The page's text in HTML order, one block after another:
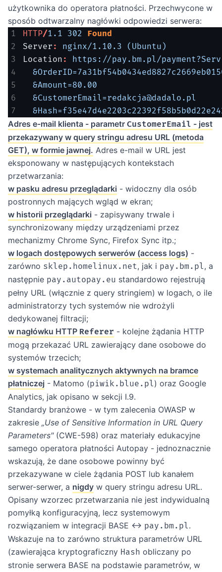
użytkownika do operatora płatności. Przechwycone w
sposób odtwarzalny nagłówki odpowiedzi serwera:
HTTP/1.1 302
Found
Server :
nginx/1.10.3 (Ubuntu)
Location :
https://pay.bm.pl/
&Amount=80.00
&CustomerEmail=redakcja@dadalo.pl
Adres e-mail klienta - parametr CustomerEmail - jest
przekazywany w query stringu adresu URL (metoda
GET), w formie jawnej. Adres e-mail w URL jest
eksponowany w następujących kontekstach
przetwarzania:
w pasku adresu przeglądarki - widoczny dla osób
postronnych mających wgląd w ekran;
w historii przeglądarki - zapisywany trwale i
synchronizowany między urządzeniami przez
mechanizmy Chrome Sync, Firefox Sync itp.;
w logach dostępowych serwerów (access logs) -
zarówno sklep.homelinux.net, jak i pay.bm.pl, a
następnie pay.autopay.eu standardowo rejestrują
pełny URL (włącznie z query stringiem) w logach, o ile
administratorzy tych systemów nie wdrożyli
dedykowanej filtracji;
w nagłówku HTTP Referer - kolejne żądania HTTP
mogą przekazać URL zawierający dane osobowe do
systemów trzecich;
w systemach analitycznych aktywnych na bramce
płatniczej - Matomo (piwik.blue.pl) oraz Google
Analytics, jak opisano w sekcji I.9.
Standardy branżowe - w tym zalecenia OWASP w
zakresie „Use of Sensitive Information in URL Query
Parameters"(CWE-598) oraz materiały edukacyjne
samego operatora płatności Autopay - jednoznacznie
wskazują, że dane osobowe powinny być
przekazywane w ciele żądania POST lub kanałem
serwer-serwer, a nigdy w query stringu adresu URL.
Opisany wzorzec przetwarzania nie jest indywidualną
pomyłką konfiguracyjną, lecz systemowym
rozwiązaniem w integracji BASE ↔ pay.bm.pl.
Wskazuje na to zarówno struktura parametrów URL
(zawierająca kryptograficzny Hash obliczany po
stronie serwera BASE na podstawie parametrów, w